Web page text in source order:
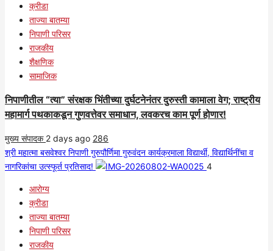
क्रीडा
ताज्या बातम्या
निपाणी परिसर
राजकीय
शैक्षणिक
सामाजिक
निपाणीतील “त्या” संरक्षक भिंतीच्या दुर्घटनेनंतर दुरुस्ती कामाला वेग; राष्ट्रीय
महामार्ग पथकाकडून गुणवत्तेवर समाधान, लवकरच काम पूर्ण होणार!
मुख्य संपादक 2 days ago 286
श्री महात्मा बसवेश्वर निपाणी गुरुपौर्णिमा गुरुवंदन कार्यक्रमाला विद्यार्थी, विद्यार्थिनींचा व
नागरिकांचा उत्स्फूर्त प्रतिसाद!
4
आरोग्य
क्रीडा
ताज्या बातम्या
निपाणी परिसर
राजकीय